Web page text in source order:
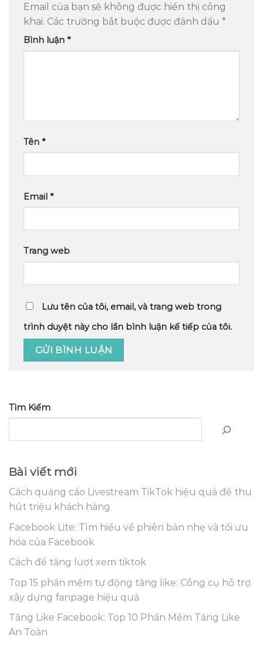
Email của bạn sẽ không được hiển thị công
khai. Các trường bắt buộc được đánh dấu *
Bình luận *
Tên *
Email *
Trang web
Lưu tên của tôi, email, và trang web trong
trình duyệt này cho lần bình luận kế tiếp của tôi.
Tìm Kiếm
Bài viết mới
Cách quảng cáo Livestream TikTok hiệu quả để thu
hút triệu khách hàng
Facebook Lite: Tìm hiểu về phiên bản nhẹ và tối ưu
hóa của Facebook
Cách để tăng lượt xem tiktok
Top 15 phần mềm tự động tăng like: Công cụ hỗ trợ
xây dựng fanpage hiệu quả
Tăng Like Facebook: Top 10 Phần Mềm Tăng Like
An Toàn